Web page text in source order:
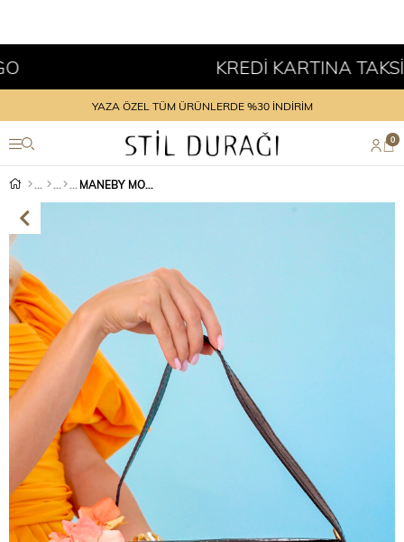
KREDİ KARTINA TAKSİT
YAZA ÖZEL TÜM ÜRÜNLERDE %30 İNDİRİM
0
MANEBY MODEL YENİ SEZON TREND ÇANTA SIYAH